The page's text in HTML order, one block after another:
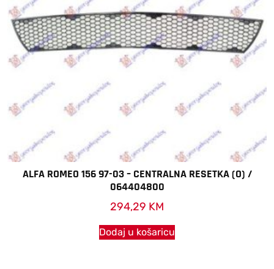
ALFA ROMEO 156 97-03 – CENTRALNA RESETKA (O) /
064404800
294,29 KM
Dodaj u košaricu